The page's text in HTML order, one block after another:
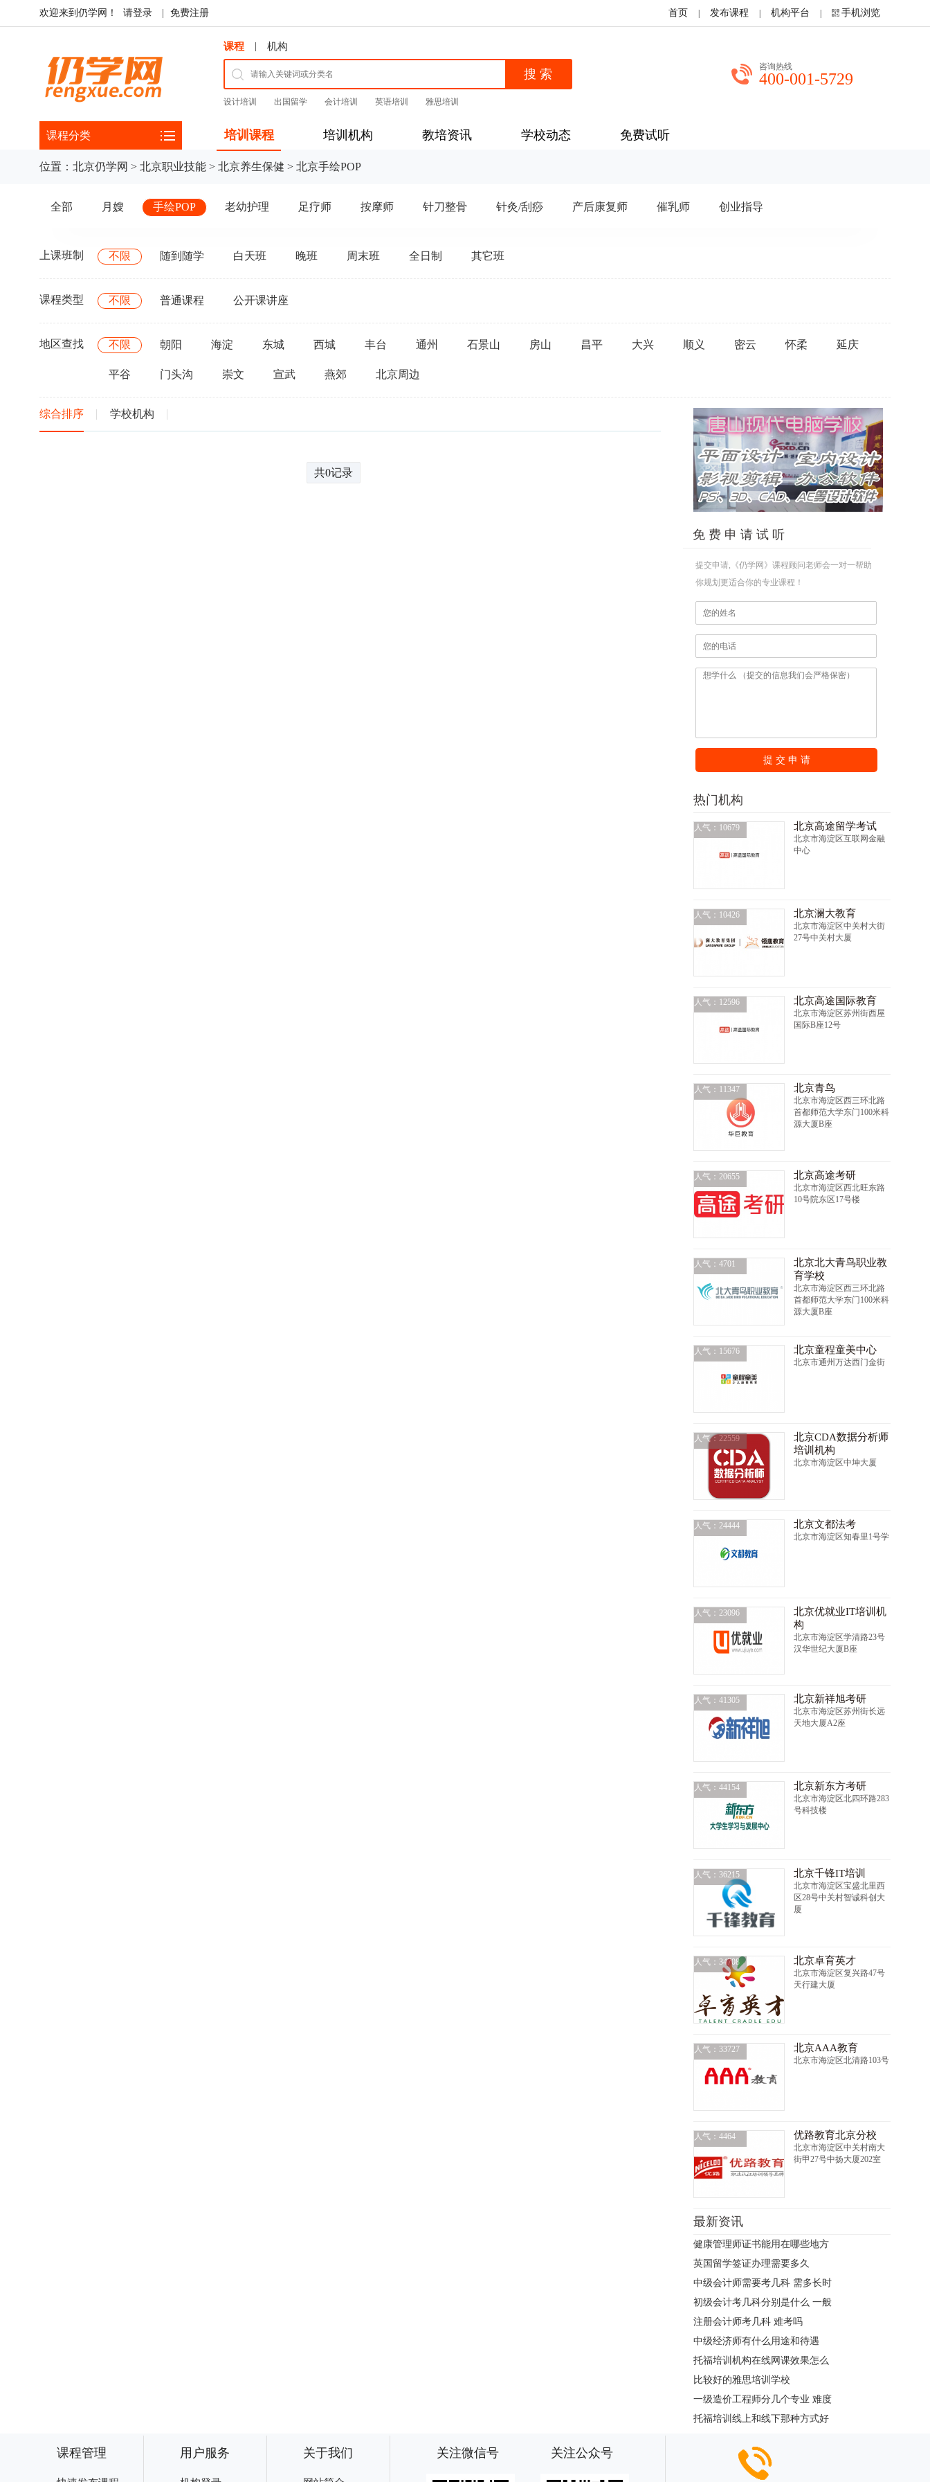
欢迎来到仍学网！ 请登录 免费注册 首页 发布课程 机构平台 手机浏览
课程 | 机构
设计培训 出国留学 会计培训 英语培训 雅思培训
咨询热线
400-001-5729
课程分类 培训课程 培训机构 教培资讯 学校动态 免费试听
位置： 北京仍学网 > 北京职业技能 > 北京养生保健 > 北京手绘POP
全部 月嫂 手绘POP 老幼护理 足疗师 按摩师 针刀整骨 针灸/刮痧 产后康复师 催乳师 创业指导
上课班制 不限 随到随学 白天班 晚班 周末班 全日制 其它班
课程类型 不限 普通课程 公开课讲座
地区查找 不限 朝阳 海淀 东城 西城 丰台 通州 石景山 房山 昌平 大兴 顺义 密云 怀柔 延庆
平谷 门头沟 崇文 宣武 燕郊 北京周边
综合排序 学校机构
共0记录
免 费 申 请 试 听
提交申请,《仍学网》课程顾问老师会一对一帮助
你规划更适合你的专业课程！
提 交 申 请
热门机构
人气：10679 北京高途留学考试
北京市海淀区互联网金融
中心
人气：10426 北京澜大教育
北京市海淀区中关村大街
27号中关村大厦
人气：12596 北京高途国际教育
北京市海淀区苏州街西屋
国际B座12号
人气：11347 北京青鸟
北京市海淀区西三环北路
首都师范大学东门100米科
源大厦B座
人气：20655 北京高途考研
北京市海淀区西北旺东路
10号院东区17号楼
人气：4701
北京北大青鸟职业教
育学校
北京市海淀区西三环北路
首都师范大学东门100米科
源大厦B座
人气：15676 北京童程童美中心
北京市通州万达西门金街
人气：22559
北京CDA数据分析师
培训机构
北京市海淀区中坤大厦
人气：24444 北京文都法考
北京市海淀区知春里1号学
人气：23096
北京优就业IT培训机
构
北京市海淀区学清路23号
汉华世纪大厦B座
人气：41305 北京新祥旭考研
北京市海淀区苏州街长远
天地大厦A2座
人气：44154 北京新东方考研
北京市海淀区北四环路283
号科技楼
人气：36215 北京千锋IT培训
北京市海淀区宝盛北里西
区28号中关村智诚科创大
厦
人气：34708 北京卓育英才
北京市海淀区复兴路47号
天行建大厦
人气：33727 北京AAA教育
北京市海淀区北清路103号
人气：4464 优路教育北京分校
北京市海淀区中关村南大
街甲27号中扬大厦202室
最新资讯
健康管理师证书能用在哪些地方
英国留学签证办理需要多久
中级会计师需要考几科 需多长时
初级会计考几科分别是什么 一般
注册会计师考几科 难考吗
中级经济师有什么用途和待遇
托福培训机构在线网课效果怎么
比较好的雅思培训学校
一级造价工程师分几个专业 难度
托福培训线上和线下那种方式好
课程管理 用户服务 关于我们 关注微信号 关注公众号